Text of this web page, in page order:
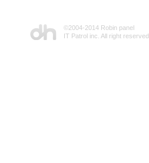
©2004-2014 Robin panel
IT Patrol inc. All right reserved.